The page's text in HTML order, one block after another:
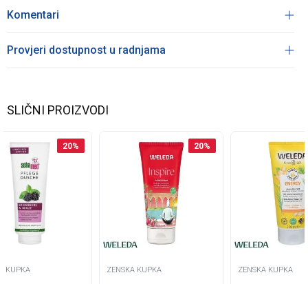
Komentari
Provjeri dostupnost u radnjama
SLIČNI PROIZVODI
20%
KUPKA
20%
ZENSKA KUPKA ZENSKA KUPKA